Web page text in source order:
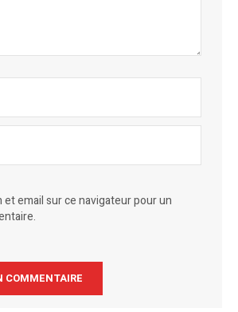
email sur ce navigateur pour un